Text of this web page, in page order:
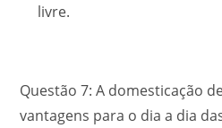
livre.
Questão 7: A domesticação
vantagens para o dia a dia